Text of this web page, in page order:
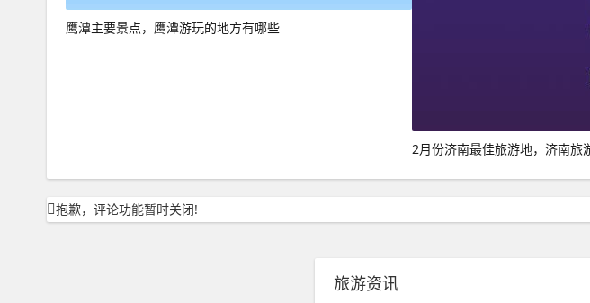
鹰潭主要景点，鹰潭游玩的地方有哪些
2月份济南最佳旅游地，济南旅
抱歉，评论功能暂时关闭!
旅游资讯